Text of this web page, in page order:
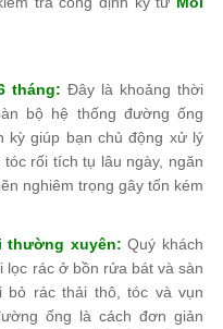
tháng: Đây là khoảng thời
bộ hệ thống đường ống
kỳ giúp bạn chủ động xử lý
rối tích tụ lâu ngày, ngăn
nghiêm trọng gây tốn kém
thường xuyên: Quý khách
lọc rác ở bồn rửa bát và sàn
bỏ rác thải thô, tóc và vụn
ống là cách đơn giản